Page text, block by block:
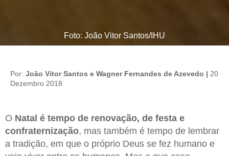
Foto: João Vitor Santos/IHU
Por: João Vitor Santos e Wagner Fernandes de Azevedo | 20
Dezembro 2018
O Natal é tempo de renovação, de festa e
confraternização, mas também é tempo de lembrar
a tradição, em que o próprio Deus se fez humano e